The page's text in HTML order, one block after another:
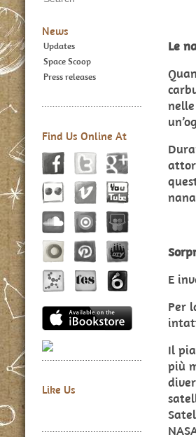
News
Updates
Space Scoop
Press releases
Find Us Online At
Like Us
Le
E
Per
Il
più